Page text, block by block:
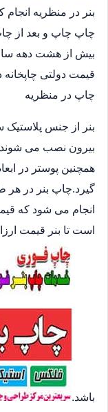
بنر در منظریه
چاپ چاپ و بعد از
بیش از هشت دهه
قیمت دولتی
چاپ در منظریه
بنر از جنس
بیرون نصب می شوند
همچنین پوستر در
گیرد.چاپ بنر در هر
انجام می شود که
است تا بنر قیمت
باشد.